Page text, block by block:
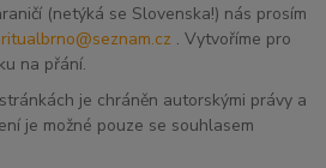
(netýká se Slovenska!) nás prosím
ritualbrno@seznam.cz . Vytvoříme pro
na přání.
je chráněn autorskými právy a
je možné pouze se souhlasem